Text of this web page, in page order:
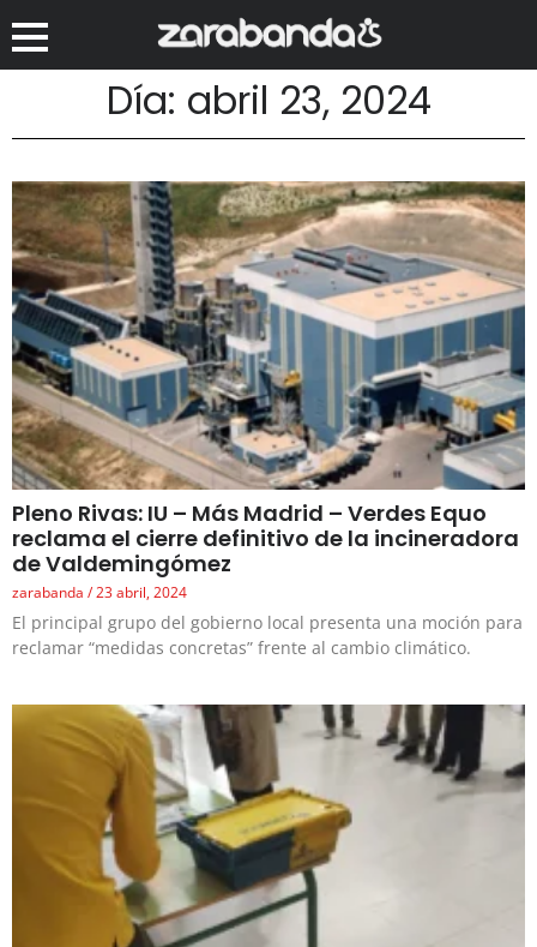
Día: abril 23, 2024
Pleno Rivas: IU – Más Madrid – Verdes Equo
reclama el cierre definitivo de la incineradora
de Valdemingómez
zarabanda 23 abril, 2024
El principal grupo del gobierno local presenta una moción para
reclamar “medidas concretas” frente al cambio climático.